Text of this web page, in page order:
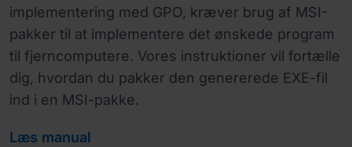
implementering med GPO, kræver brug af MSI-
pakker til at implementere det ønskede program
til fjerncomputere. Vores instruktioner vil fortælle
dig, hvordan du pakker den genererede EXE-fil
ind i en MSI-pakke.
Læs manual